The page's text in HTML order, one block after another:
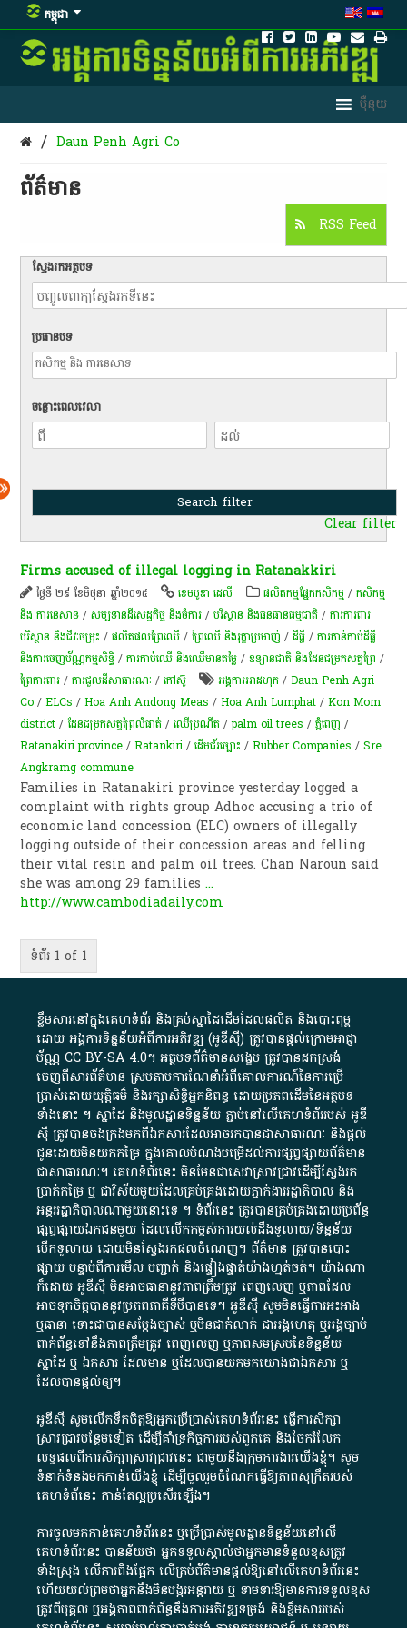
កម្ពុជា
/ Daun Penh Agri Co
ព័ត៌មាន​
RSS Feed
ស្វែងរកអត្ថបទ
ប្រធានបទ
ចន្លោះពេលវេលា
Clear filter
Firms accused of illegal logging in Ratanakkiri
ថ្ងៃទី ២៩ ខែមិថុនា ឆ្នាំ២០១៥ ខេមបូឌា ដេលី ​ផលិតកម្ម​ផ្នែក​កសិកម្ម​ /កសិកម្ម​
និង​ ការ​នេ​សាទ​ /សម្បទានដីសេដ្ឋកិច្ច និងចំការ /បរិស្ថាន និងធនធានធម្មជាតិ /ការការពារ
បរិស្ថាន និងជីវៈចម្រុះ /​ផលិតផល​ព្រៃឈើ​ /ព្រៃឈើ និងរុក្ខាប្រមាញ់ /ដីធ្លី /ការកាន់កាប់​ដីធ្លី
និង​ការចេញ​ប័ណ្ណកម្មសិទ្ធិ​ /ការកាប់​ឈើ និង​ឈើ​មានតម្លៃ​ /ឧទ្យានជាតិ និងដែនជម្រកសត្វព្រៃ /
ព្រៃការពារ /ការជួលដីសាធារណៈ /​កៅស៊ូ​ អង្គការអាដហុក /Daun Penh Agri
Co /ELCs /Hoa Anh Andong Meas /Hoa Anh Lumphat /Kon Mom
district /ដែនជម្រកសត្វព្រៃលំផាត់ /ឈើប្រណីត /palm oil trees /ភ្នំពេញ /
Ratanakiri province /Ratankiri /ដើម​ជ័រច្បោះ​ /Rubber Companies /Sre
Angkramg commune
Families in Ratanakiri province yesterday logged a
complaint with rights group Adhoc accusing a trio of
economic land concession (ELC) owners of illegally
logging outside of their concession areas and felling
their vital resin and palm oil trees. Chan Naroun said
she was among 29 families...
http://www.cambodiadaily.com
ទំព័រ 1 of 1
ខ្លឹមសារ​នៅ​ក្នុង​គេហទំព័រ និង​គ្រប់​ស្នា​ដៃ​ដើម​ដែល​ផលិត​ និង​បោះពុម្ព​
ដោយ​ អង្គការ​ទិន្នន័យ​អំពី​ការអភិវឌ្ឍ​​ (អូ​ឌី​ស៊ី)​ ត្រូវ​បាន​ផ្តល់​ក្រោម​អាជ្ញា
ប័ណ្ណ​CC BY-SA 4.0។​ អត្ថបទ​ព័ត៌មាន​សង្ខេប​ ត្រូវ​បាន​ដកស្រង់​
ចេញពី​សារព័ត៌មាន ស្របតាមការ​ណែនាំ​អំពី​គោលការណ៍​នៃ​ការ​ប្រើ
ប្រាស់​ដោយ​យុត្តិធម៌​ និង​រក្សាសិទ្ធិអ្នកនិពន្ធ ដោយ​ប្រភពដើម​នៃ​​អត្ថបទ
ទាំង​នោះ​ ។​ ស្នាដៃ​ និង​មូលដ្ឋាន​ទិន្នន័យ ​ភ្ជាប់​នៅ​លើ​គេហទំព័រ​របស់​ អូ​ឌី​
ស៊ី​ ត្រូវ​បាន​ចងក្រង​មក​ពី​ឯកសារ​ដែល​អាច​រក​បានជា​សាធារណៈ​ និង​ផ្តល់​
ជូន​ដោយ​មិន​យក​កម្រៃ​ ក្នុង​គោលបំណង​បម្រើ​ដល់ការ​ផ្សព្វផ្សាយ​ព័ត៌មាន​
ជា​សាធារណៈ​។​ គេហទំព័រ​នេះ​ មិនមែន​ជា​សេវា​ស្រាវជ្រាវ​ដើម្បី​ស្វែងរក
ប្រាក់​កម្រៃ​ ឬ​ ជា​វិស័យ​មួយ​ដែល​គ្រប់គ្រង​ដោយ​ភ្នាក់ងារ​រដ្ឋាភិបាល​ និង ​
អន្តររដ្ឋាភិបាល​ណាមួយ​នោះ​ទេ ​។​ ទំព័រ​នេះ​ ត្រូវ​បាន​គ្រប់គ្រង​ដោយ​ប្រព័ន្ធ​
ផ្សព្វផ្សាយ​ឯកជន​មួយ​ ដែល​លើកកម្ពស់​ការ​យល់​ដឹង​ទូលាយ​/​ទិន្នន័យ​
បើក​ទូលាយ​ ដោយ​មិនស្វែង​រក​ផល​ចំណេញ​។​ ព័ត៌មាន​ ត្រូវ​បាន​បោះ
ផ្សាយ​ បន្ទាប់​ពី​ការ​មើល​ បញ្ជាក់​ និង​ផ្ទៀងផ្ទាត់​យ៉ាង​ហ្មត់ចត់​។​ យ៉ាងណា​
ក៏​ដោយ​ អូ​ឌី​ស៊ី​ មិន​អាច​ធានា​នូវ​ភាព​ត្រឹមត្រូវ​ ពេញលេញ​ ឬ​ភាព​ដែល​
អាច​ទុកចិត្ត​បាននូវ​ប្រភព​ភាគី​ទី​បី​បាន​ទេ​។​ អូ​ឌី​ស៊ី​ សូម​មិន​ធ្វើការ​អះអាង​
ឬ​ធានា​ ទោះជា​បាន​សម្តែង​ច្បាស់​ ឬ​មិន​ជាក់លាក់​ ជា​អង្គហេតុ​ ឬ​អង្គច្បាប់​
ពាក់ព័ន្ធ​ទៅ​នឹង​ភាព​ត្រឹមត្រូវ​ ពេញលេញ​ ឬ​ភាព​សម​ស្រប​នៃ​ទិន្នន័យ​
ស្នាដៃ​ ឬ​ ឯកសារ​ ដែល​មាន​ ឬ​ដែល​បាន​យក​មក​យោង​ជា​ឯកសារ​ ឬ​
ដែល​បាន​ផ្តល់​ឲ្យ​។
អូឌីស៊ី សូមលើកទឹកចិត្តឱ្យអ្នកប្រើប្រាស់គេហទំព័រនេះ ធ្វើការសិក្សា
ស្រាវជ្រាវបន្ថែមទៀត ដើម្បីគាំទ្រកិច្ចការ​របស់ពួកគេ និងចែករំលែក
លទ្ធផលពីការសិក្សាស្រាវជ្រាវនេះ ជាមួយនឹងក្រុមការងារយើងខ្ញុំ។ សូម
ទំនាក់ទំនងមកកាន់យើងខ្ញុំ ដើម្បីចូលរួមចំណែកធ្វើឱ្យភាពសុក្រឹតរបស់
គេហទំព័នេះ កាន់តែល្អប្រសើរឡើង។
ការចូលមកកាន់គេហទំព័រនេះ ឬប្រើប្រាស់មូលដ្ឋានទិន្នន័យនៅលើ
គេហទំព័រនេះ បានន័យថា អ្នកទទួលស្គាល់ថាអ្នកមានទំនួលខុសត្រូវ
ទាំងស្រុង លើការពឹងផ្អែក លើគ្រប់ព័ត៌មានផ្តល់ឱ្យនៅលើគេហទំព័រនេះ
ហើយយល់ព្រមថាអ្នកនឹងមិនបង្ករអន្តរាយ ឬ ទាមទារ​ឱ្យមានការទទួលខុស​
ត្រូវពីបុគ្គល ឬអង្គភាពពាក់ព័ន្ធនឹងការអភិវឌ្ឍទម្រង់ និងខ្លឹមសាររបស់